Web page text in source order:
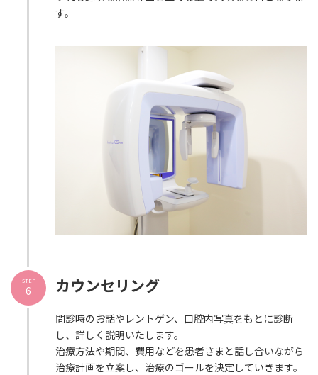
す。
カウンセリング
問診時のお話やレントゲン、口腔内写真をもとに診断
し、詳しく説明いたします。
治療方法や期間、費用などを患者さまと話し合いながら
治療計画を立案し、治療のゴールを決定していきます。
STEP
6